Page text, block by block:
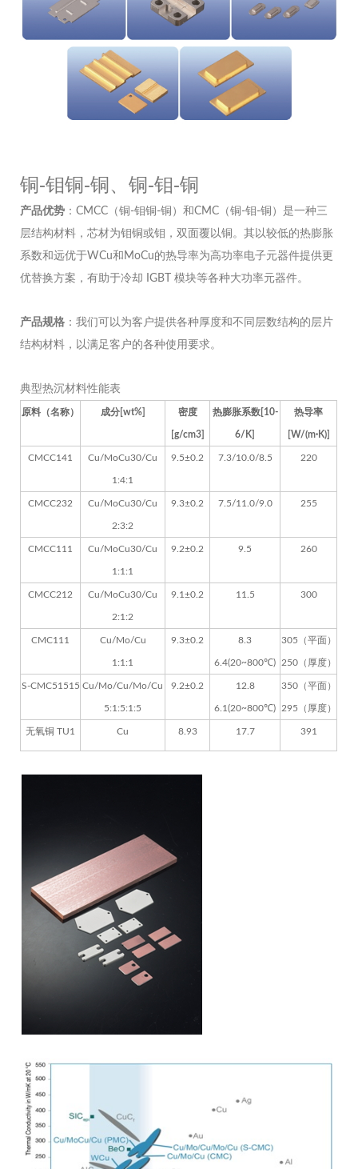
铜-钼铜-铜、铜-钼-铜
产品优势 ：CMCC（铜-钼铜-铜）和CMC（铜-钼-铜）是一种三
层结构材料，芯材为钼铜或钼，双面覆以铜。其以较低的热膨胀
系数和远优于WCu和MoCu的热导率为高功率电子元器件提供更
优替换方案，有助于冷却 IGBT 模块等各种大功率元器件。
产品规格 ：我们可以为客户提供各种厚度和不同层数结构的层片
结构材料，以满足客户的各种使用要求。
典型热沉材料性能表
原料（名称） 成分[wt%] 密度
[g/cm3]
热膨胀系数[10-
6/K]
热导率
[W/(m·K)]
CMCC141 Cu/MoCu30/Cu
1:4:1
9.5±0.2 7.3/10.0/8.5 220
CMCC232 Cu/MoCu30/Cu
2:3:2
9.3±0.2 7.5/11.0/9.0 255
CMCC111 Cu/MoCu30/Cu
1:1:1
9.2±0.2 9.5 260
CMCC212 Cu/MoCu30/Cu
2:1:2
9.1±0.2 11.5 300
CMC111 Cu/Mo/Cu
1:1:1
9.3±0.2 8.3
6.4(20~800℃)
305（平面）
250（厚度）
S-CMC51515 Cu/Mo/Cu/Mo/Cu
5:1:5:1:5
9.2±0.2 12.8
6.1(20~800℃)
350（平面）
295（厚度）
无氧铜 TU1 Cu 8.93 17.7 391